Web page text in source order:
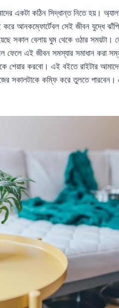
একটা কঠিন সিদ্ধান্ত নিতে হয়।
আনকম্ফোর্টেবল সেই জীবন যুদ্ধে
সকাল বেলায় ঘুম থেকে ওঠার সময়টা।
ফেলে এই জীবন সমস্যার সমাধান করা
করবো। এই বইতে রাইটার
সকালটাকে কম্ফি করে তুলতে পারবেন।